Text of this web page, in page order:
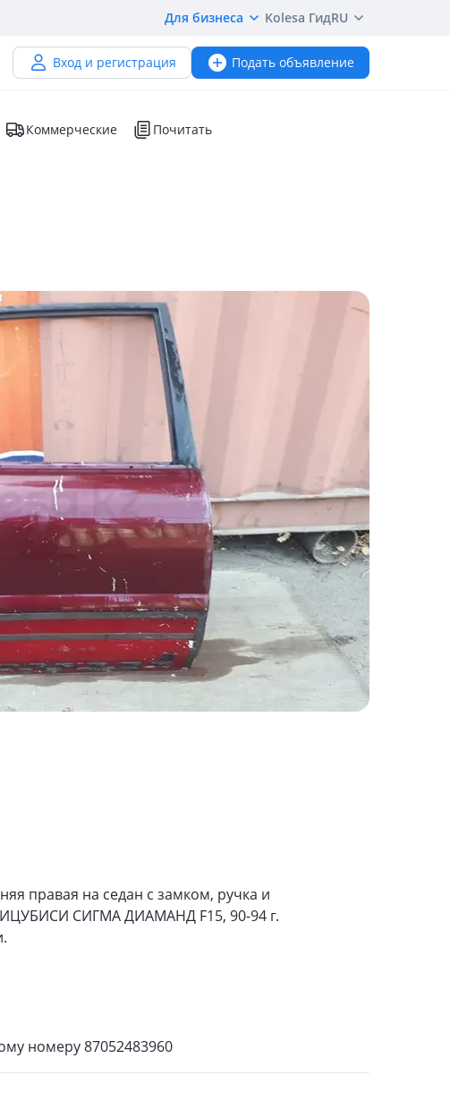
Для бизнеса Kolesa ГидRU
Вход и регистрация Подать объявление
Коммерческие Почитать
правая на седан с замком, ручка и
СИГМА ДИАМАНД F15, 90-94 г.
номеру 87052483960